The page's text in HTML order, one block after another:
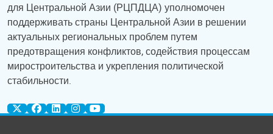
для Центральной Азии (РЦПДЦА) уполномочен
поддерживать страны Центральной Азии в решении
актуальных региональных проблем путем
предотвращения конфликтов, содействия процессам
миростроительства и укрепления политической
стабильности.